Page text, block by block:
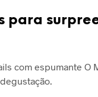
para
com espumante O